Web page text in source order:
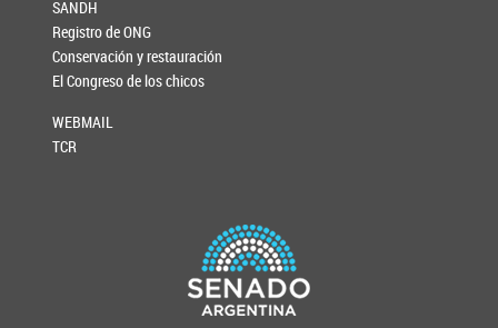
SANDH
Registro de ONG
Conservación y restauración
El Congreso de los chicos
WEBMAIL
TCR